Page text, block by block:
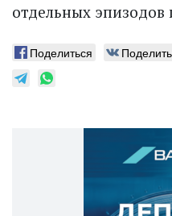
отдельных эпизодов
Поделиться